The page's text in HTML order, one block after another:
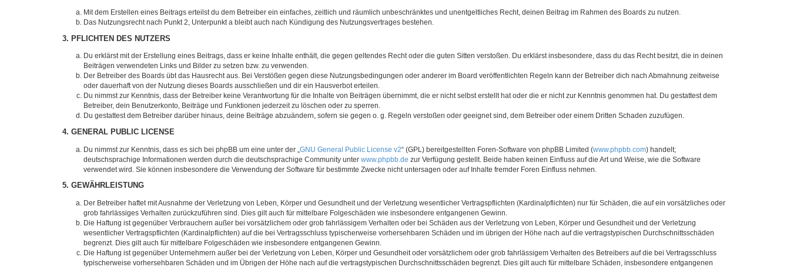
Mit dem Erstellen eines Beitrags erteilst du dem Betreiber ein einfaches, zeitlich und räumlich unbeschränktes und unentgeltliches Recht, deinen Beitrag im Rahmen des Boards zu nutzen.
Das Nutzungsrecht nach Punkt 2, Unterpunkt a bleibt auch nach Kündigung des Nutzungsvertrages bestehen.
3. PFLICHTEN DES NUTZERS
Du erklärst mit der Erstellung eines Beitrags, dass er keine Inhalte enthält, die gegen geltendes Recht oder die guten Sitten verstoßen. Du erklärst insbesondere, dass du das Recht besitzt, die in deinen
Beiträgen verwendeten Links und Bilder zu setzen bzw. zu verwenden.
Der Betreiber des Boards übt das Hausrecht aus. Bei Verstößen gegen diese Nutzungsbedingungen oder anderer im Board veröffentlichten Regeln kann der Betreiber dich nach Abmahnung zeitweise
oder dauerhaft von der Nutzung dieses Boards ausschließen und dir ein Hausverbot erteilen.
Du nimmst zur Kenntnis, dass der Betreiber keine Verantwortung für die Inhalte von Beiträgen übernimmt, die er nicht selbst erstellt hat oder die er nicht zur Kenntnis genommen hat. Du gestattest dem
Betreiber, dein Benutzerkonto, Beiträge und Funktionen jederzeit zu löschen oder zu sperren.
Du gestattest dem Betreiber darüber hinaus, deine Beiträge abzuändern, sofern sie gegen o. g. Regeln verstoßen oder geeignet sind, dem Betreiber oder einem Dritten Schaden zuzufügen.
4. GENERAL PUBLIC LICENSE
Du nimmst zur Kenntnis, dass es sich bei phpBB um eine unter der „ GNU General Public License v2“ (GPL) bereitgestellten Foren-Software von phpBB Limited (www.phpbb.com) handelt;
deutschsprachige Informationen werden durch die deutschsprachige Community unter www.phpbb.de zur Verfügung gestellt. Beide haben keinen Einfluss auf die Art und Weise, wie die Software
verwendet wird. Sie können insbesondere die Verwendung der Software für bestimmte Zwecke nicht untersagen oder auf Inhalte fremder Foren Einfluss nehmen.
5. GEWÄHRLEISTUNG
Der Betreiber haftet mit Ausnahme der Verletzung von Leben, Körper und Gesundheit und der Verletzung wesentlicher Vertragspflichten (Kardinalpflichten) nur für Schäden, die auf ein vorsätzliches oder
grob fahrlässiges Verhalten zurückzuführen sind. Dies gilt auch für mittelbare Folgeschäden wie insbesondere entgangenen Gewinn.
Die Haftung ist gegenüber Verbrauchern außer bei vorsätzlichem oder grob fahrlässigem Verhalten oder bei Schäden aus der Verletzung von Leben, Körper und Gesundheit und der Verletzung
wesentlicher Vertragspflichten (Kardinalpflichten) auf die bei Vertragsschluss typischerweise vorhersehbaren Schäden und im übrigen der Höhe nach auf die vertragstypischen Durchschnittsschäden
begrenzt. Dies gilt auch für mittelbare Folgeschäden wie insbesondere entgangenen Gewinn.
Die Haftung ist gegenüber Unternehmern außer bei der Verletzung von Leben, Körper und Gesundheit oder vorsätzlichem oder grob fahrlässigem Verhalten des Betreibers auf die bei Vertragsschluss
typischerweise vorhersehbaren Schäden und im Übrigen der Höhe nach auf die vertragstypischen Durchschnittsschäden begrenzt. Dies gilt auch für mittelbare Schäden, insbesondere entgangenen